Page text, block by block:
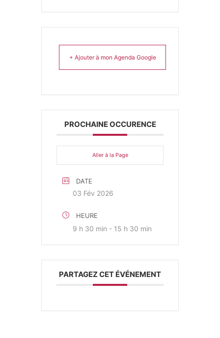
+ Ajouter à mon Agenda Google
PROCHAINE OCCURENCE
Aller à la Page
DATE
03 Fév 2026
HEURE
9 h 30 min - 15 h 30 min
PARTAGEZ CET ÉVÉNEMENT